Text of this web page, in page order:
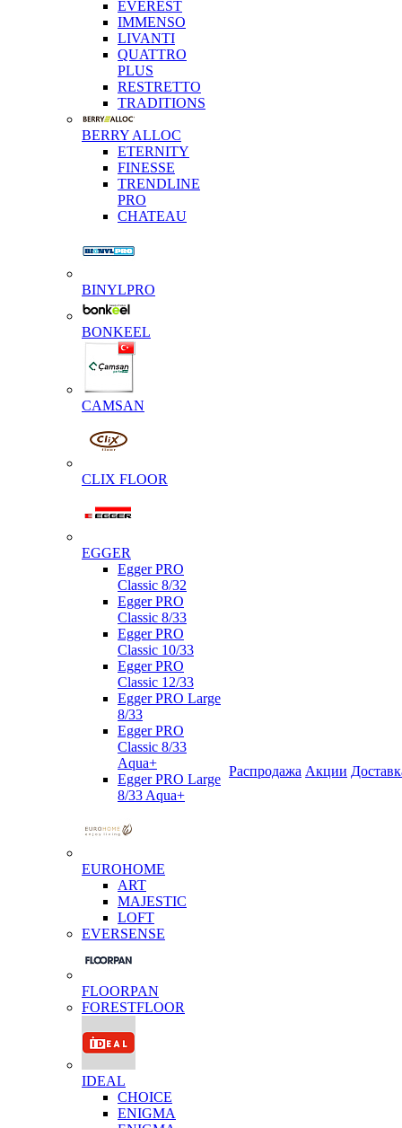
EVEREST
IMMENSO
LIVANTI
QUATTRO
PLUS
RESTRETTO
TRADITIONS
BERRY ALLOC
ETERNITY
FINESSE
TRENDLINE
PRO
CHATEAU
BINYLPRO
BONKEEL
CAMSAN
CLIX FLOOR
EGGER
Egger PRO
Classic 8/32
Egger PRO
Classic 8/33
Egger PRO
Classic 10/33
Egger PRO
Classic 12/33
Egger PRO Large
8/33
Egger PRO
Classic 8/33
Aqua+
Egger PRO Large
8/33 Aqua+
EUROHOME
ART
MAJESTIC
LOFT
EVERSENSE
FLOORPAN
FORESTFLOOR
IDEAL
CHOICE
ENIGMA
Распродажа Акции